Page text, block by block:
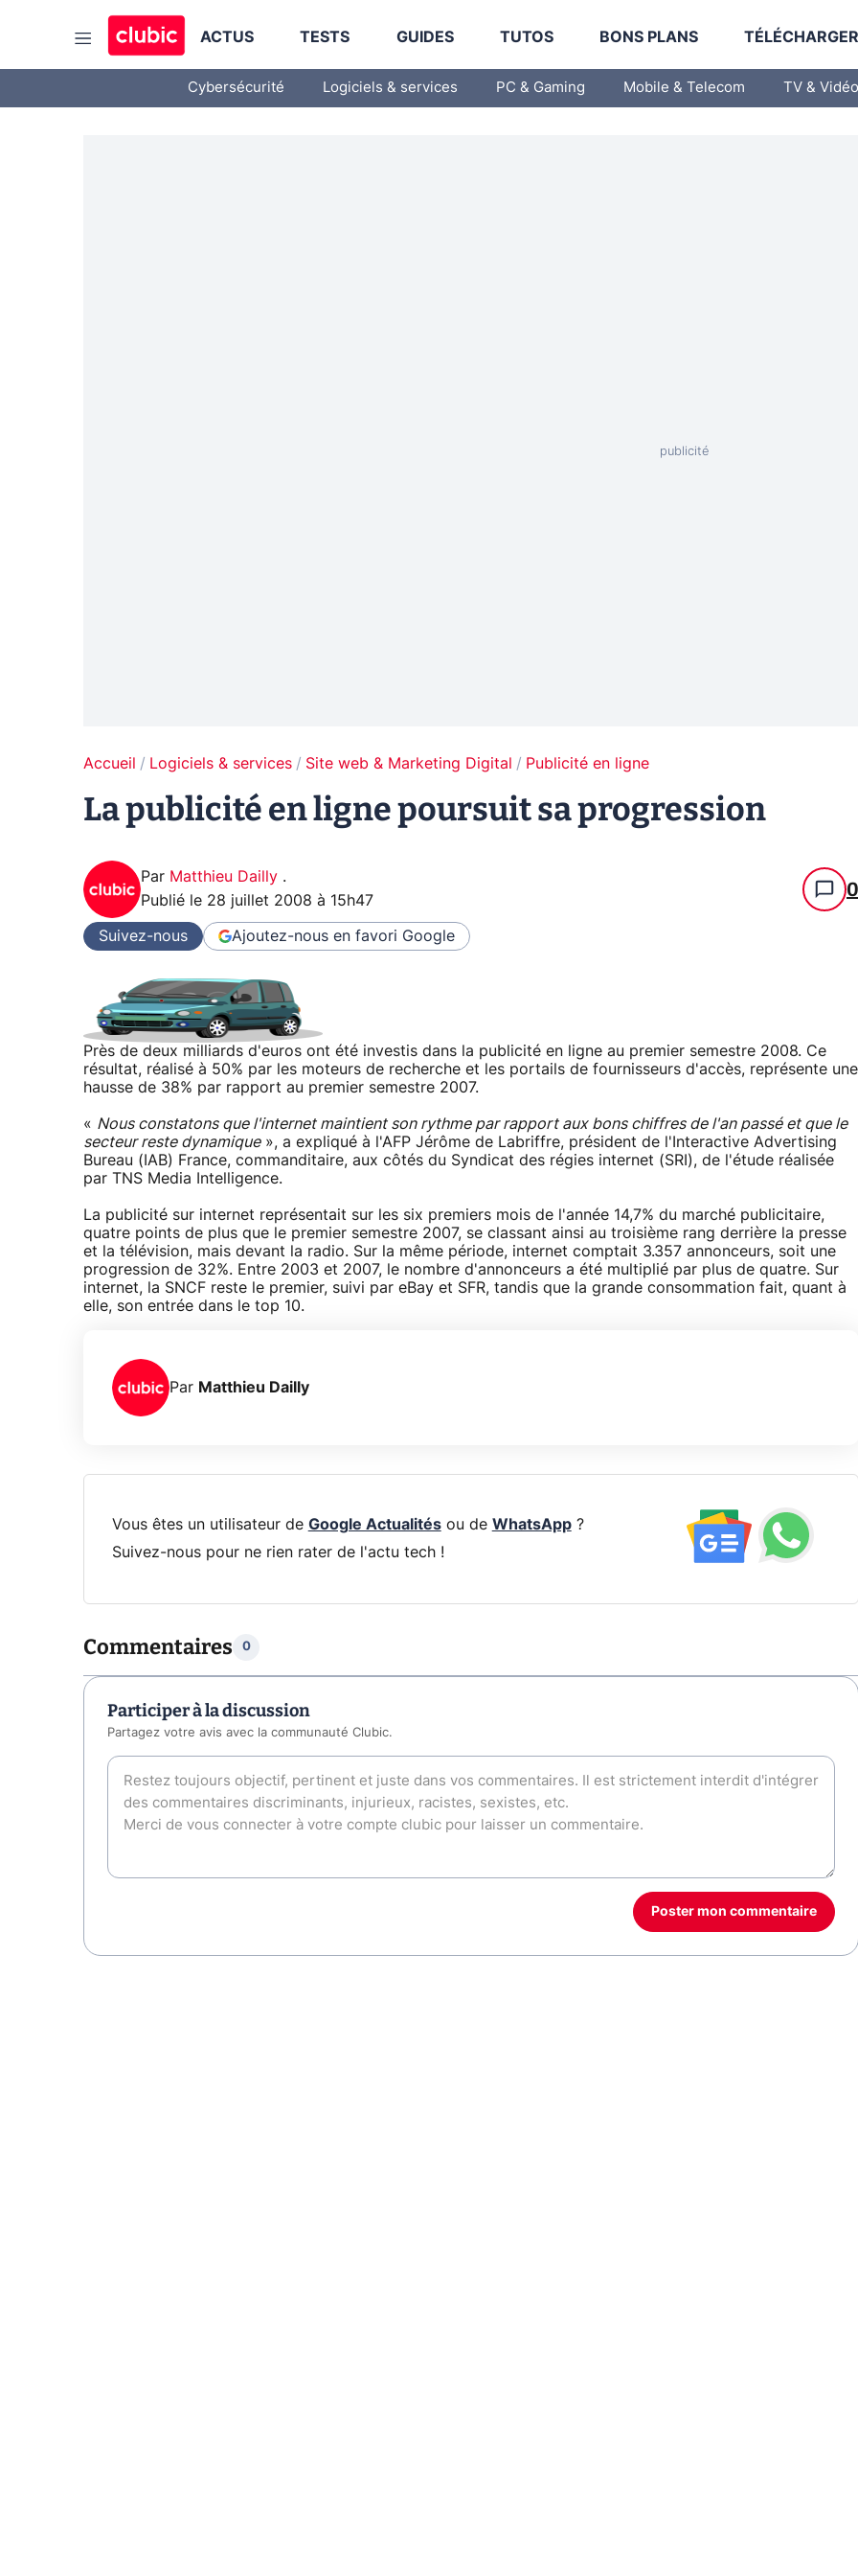
ACTUS TESTS GUIDES TUTOS BONS PLANS
Cybersécurité Logiciels & services PC & Gaming Mobile & Telecom TV & Vidéo
Accueil Logiciels & services Site web & Marketing Digital Publicité en ligne
La publicité en ligne poursuit sa progression
Par Matthieu Dailly .
Publié le 28 juillet 2008 à 15h47 0
Suivez-nous Ajoutez-nous en favori Google
Près de deux milliards d'euros ont été investis dans la publicité en ligne au premier semestre 2008. Ce
résultat, réalisé à 50% par les moteurs de recherche et les portails de fournisseurs d'accès, représente une
hausse de 38% par rapport au premier semestre 2007.
« Nous constatons que l'internet maintient son rythme par rapport aux bons chiffres de l'an passé et que le
secteur reste dynamique», a expliqué à l'AFP Jérôme de Labriffre, président de l'Interactive Advertising
Bureau (IAB) France, commanditaire, aux côtés du Syndicat des régies internet (SRI), de l'étude réalisée
par TNS Media Intelligence.
La publicité sur internet représentait sur les six premiers mois de l'année 14,7% du marché publicitaire,
quatre points de plus que le premier semestre 2007, se classant ainsi au troisième rang derrière la presse
et la télévision, mais devant la radio. Sur la même période, internet comptait 3.357 annonceurs, soit une
progression de 32%. Entre 2003 et 2007, le nombre d'annonceurs a été multiplié par plus de quatre. Sur
internet, la SNCF reste le premier, suivi par eBay et SFR, tandis que la grande consommation fait, quant à
elle, son entrée dans le top 10.
Par Matthieu Dailly
Vous êtes un utilisateur de Google Actualitésou de WhatsApp?
Suivez-nous pour ne rien rater de l'actu tech !
Commentaires 0
Participer à la discussion
Partagez votre avis avec la communauté Clubic.
Poster mon commentaire